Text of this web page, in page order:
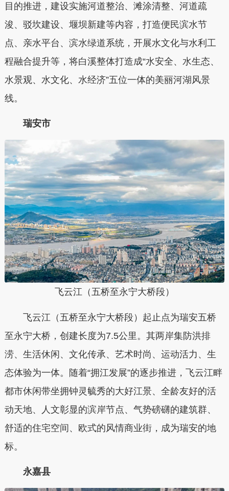
目的推进，建设实施河道整治、滩涂清整、河道疏
浚、驳坎建设、堰坝新建等内容，打造便民滨水节
点、亲水平台、滨水绿道系统，开展水文化与水利工
程融合提升等，将白溪整体打造成“水安全、水生态、
水景观、水文化、水经济”五位一体的美丽河湖风景
线。
瑞安市
飞云江（五桥至永宁大桥段）
飞云江（五桥至永宁大桥段）起止点为瑞安五桥
至永宁大桥，创建长度为7.5公里。其两岸集防洪排
涝、生活休闲、文化传承、艺术时尚、运动活力、生
态体验为一体。随着“拥江发展”的逐步推进，飞云江畔
都市休闲带坐拥钟灵毓秀的大好江景、全龄友好的活
动天地、人文彰显的滨岸节点、气势磅礴的建筑群、
舒适的住宅空间、欧式的风情商业街，成为瑞安的地
标。
永嘉县